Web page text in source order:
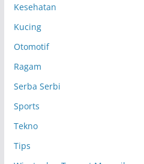
Kesehatan
Kucing
Otomotif
Ragam
Serba Serbi
Sports
Tekno
Tips